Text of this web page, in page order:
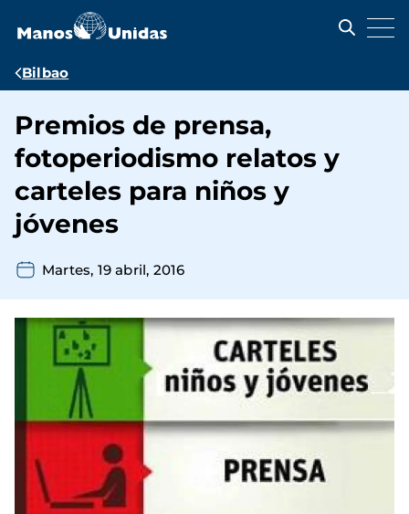
contenido
Ruta
navegación
Bilbao
Premios de prensa,
fotoperiodismo relatos y
carteles para niños y
jóvenes
Martes, 19 abril, 2016